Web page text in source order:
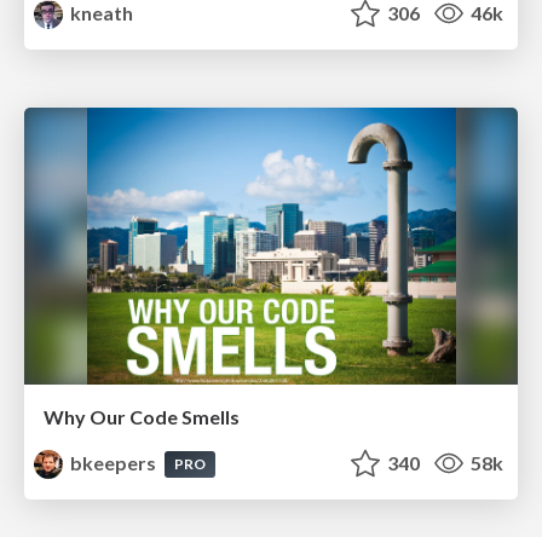
kneath
306 46k
Why Our Code Smells
bkeepers
PRO 340 58k